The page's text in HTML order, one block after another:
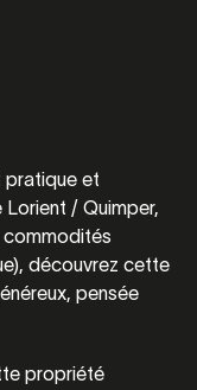
pratique et
Lorient /Quimper,
commodités
découvrez cette
pensée
propriété